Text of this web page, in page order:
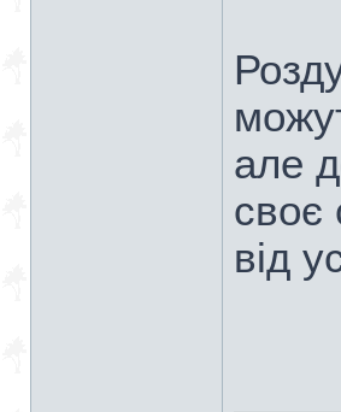
але
своє
від